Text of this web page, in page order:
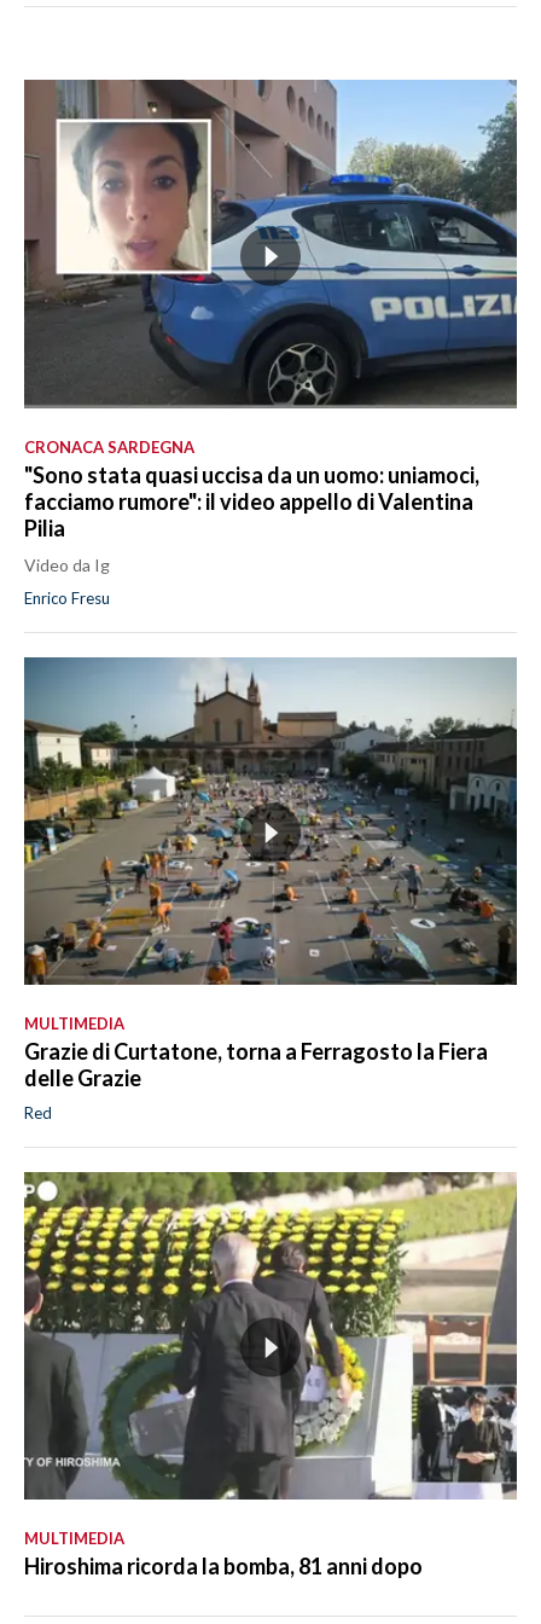
CRONACA SARDEGNA
"Sono stata quasi uccisa da un uomo: uniamoci,
facciamo rumore": il video appello di Valentina
Pilia
Video da Ig
Enrico Fresu
MULTIMEDIA
Grazie di Curtatone, torna a Ferragosto la Fiera
delle Grazie
Red
MULTIMEDIA
Hiroshima ricorda la bomba, 81 anni dopo